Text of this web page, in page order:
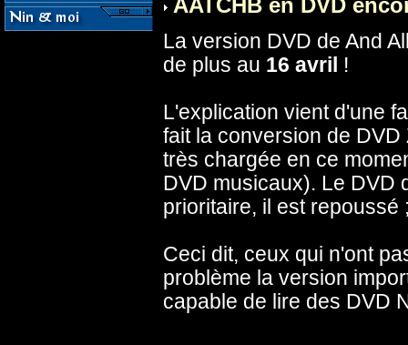
AATCHB en DVD
La version DVD de And
de plus au 16 avril !
L'explication vient d'une
fait la conversion de
très chargée en ce
DVD musicaux). Le DVD
prioritaire, il est repoussé
Ceci dit, ceux qui n'ont
problème la version
capable de lire des DVD